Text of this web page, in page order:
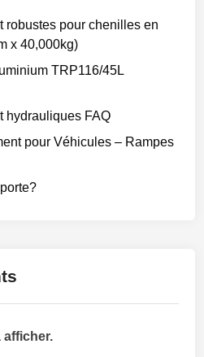
robustes pour chenilles en
x 40,000kg)
TRP116/45L
hydrauliques FAQ
pour Véhicules – Rampes
afficher.